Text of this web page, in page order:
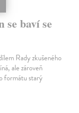
se baví se
Rady zkušeného
ale zároveň
formátu starý